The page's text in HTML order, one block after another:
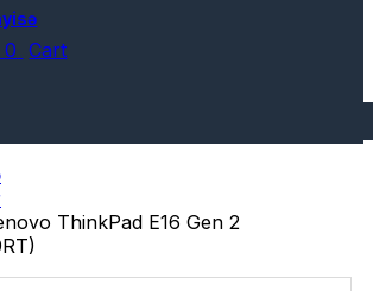
0 Cart
ThinkPad E16 Gen 2